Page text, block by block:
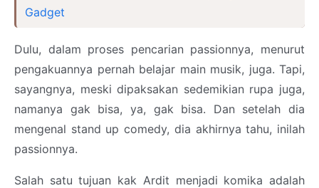
Gadget
Dulu, dalam proses pencarian passionnya, menurut
pengakuannya pernah belajar main musik, juga. Tapi,
sayangnya, meski dipaksakan sedemikian rupa juga,
namanya gak bisa, ya, gak bisa. Dan setelah dia
mengenal stand up comedy, dia akhirnya tahu, inilah
passionnya.
Salah satu tujuan kak Ardit menjadi komika adalah